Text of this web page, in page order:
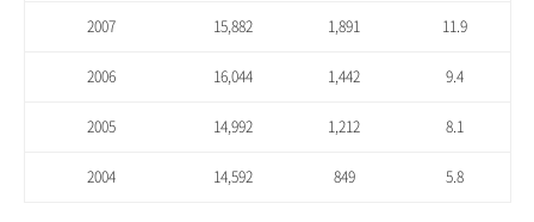
2007 15,882 1,891 11.9
2006 16,044 1,442 9.4
2005 14,992 1,212 8.1
2004 14,592 849 5.8